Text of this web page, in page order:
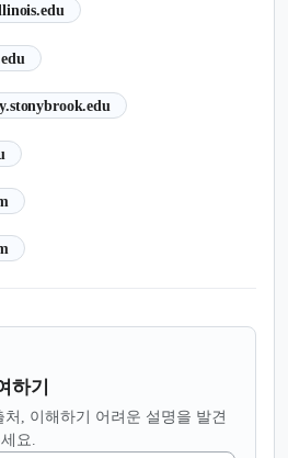
하기
, 이해하기 어려운 설명을 발견
요.